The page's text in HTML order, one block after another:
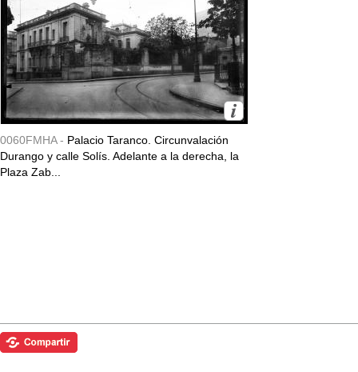
0060FMHA - Palacio Taranco. Circunvalación
Durango y calle Solís. Adelante a la derecha, la
Plaza Zab...